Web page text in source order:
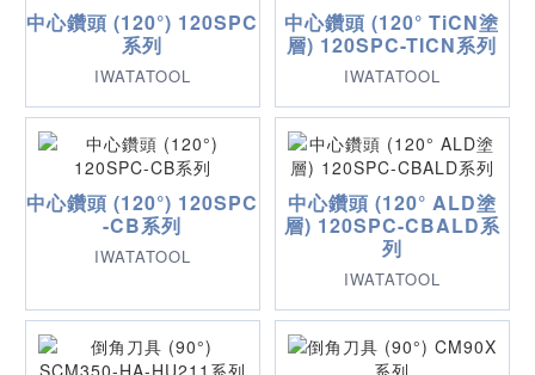
中心鑽頭 (120°) 120SPC
系列
IWATATOOL
中心鑽頭 (120° TiCN塗
層) 120SPC-TICN系列
IWATATOOL
中心鑽頭 (120°) 120SPC
-CB系列
IWATATOOL
中心鑽頭 (120° ALD塗
層) 120SPC-CBALD系
列
IWATATOOL